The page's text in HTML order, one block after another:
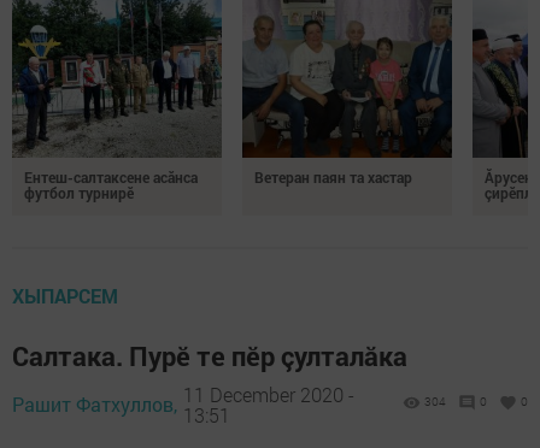
Ентеш-салтаксене асӑнса
футбол турнирӗ
Ветеран паян та хастар
Ăрусен
ХЫПАРСЕМ
Салтака. Пурӗ те пӗр çулталăка
Рашит Фатхуллов, 11 December 2020 -
13:51
304 0 0